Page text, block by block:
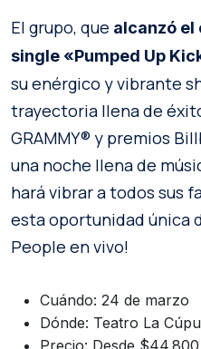
El grupo, que alcanzó el
single «Pumped Up
su enérgico y vibrante
trayectoria llena de
GRAMMY® y premios
una noche llena de
hará vibrar a todos sus
esta oportunidad única
People en vivo!
Cuándo: 24 de marzo
Dónde: Teatro La
Precio: Desde